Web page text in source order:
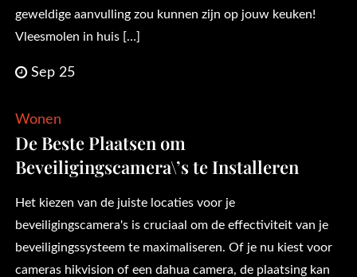
geweldige aanvulling zou kunnen zijn op jouw keuken!
Vleesmolen in huis […]
Sep 25
Wonen
De Beste Plaatsen om
Beveiligingscamera\’s te Installeren
Het kiezen van de juiste locaties voor je
beveiligingscamera's is cruciaal om de effectiviteit van je
beveiligingssysteem te maximaliseren. Of je nu kiest voor
cameras hikvision of een dahua camera, de plaatsing kan